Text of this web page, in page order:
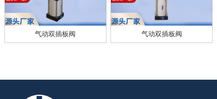
气动双插板阀 气动双插板阀